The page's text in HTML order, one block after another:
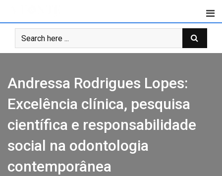
content
Andressa Rodrigues Lopes:
Excelência clínica, pesquisa
científica e responsabilidade
social na odontologia
contemporânea